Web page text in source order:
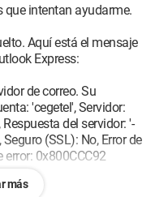
que intentan ayudarme.
Aquí está el mensaje
Express:
de correo. Su
'cegetel', Servidor:
del servidor: '-
(SSL): No, Error de
error: 0x800CCC92
no creo, ya que estoy
más